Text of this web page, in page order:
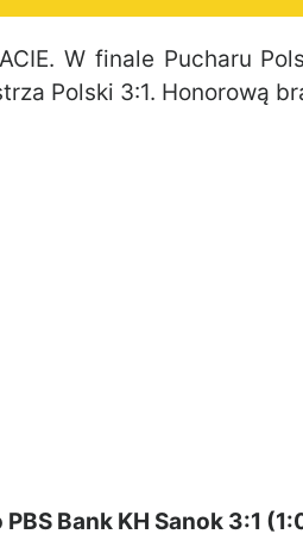
W finale Pucharu
Polski 3:1. Honorową
Bank KH Sanok 3:1